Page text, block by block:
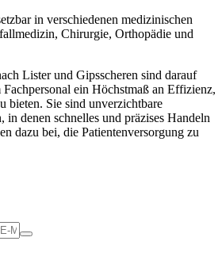
in verschiedenen medizinischen
Chirurgie, Orthopädie und
Lister und Gipsscheren sind darauf
ein Höchstmaß an Effizienz,
bieten. Sie sind unverzichtbare
in denen schnelles und präzises Handeln
dazu bei, die Patientenversorgung zu